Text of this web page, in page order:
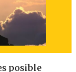
posible